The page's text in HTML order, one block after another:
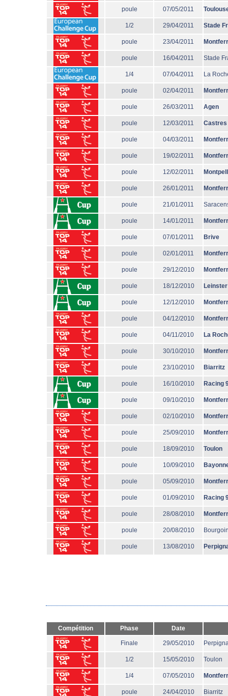
poule 07/05/2011
1/2 29/04/2011 Stade
poule 23/04/2011
poule 16/04/2011 Stade
1/4 07/04/2011 La
poule 02/04/2011
poule 26/03/2011 Agen
poule 12/03/2011 Castres
poule 04/03/2011
poule 19/02/2011
poule 12/02/2011
poule 26/01/2011
poule 21/01/2011
poule 14/01/2011
poule 07/01/2011 Brive
poule 02/01/2011
poule 29/12/2010
poule 18/12/2010 Leinster
poule 12/12/2010
poule 04/12/2010
poule 04/11/2010 La
poule 30/10/2010
poule 23/10/2010 Biarritz
poule 16/10/2010 Racing
poule 09/10/2010
poule 02/10/2010
poule 25/09/2010
poule 18/09/2010 Toulon
poule 10/09/2010
poule 05/09/2010
poule 01/09/2010 Racing
poule 28/08/2010
poule 20/08/2010
poule 13/08/2010
Compétition Phase Date
Finale 29/05/2010
1/2 15/05/2010 Toulon
1/4 07/05/2010
poule 24/04/2010 Biarritz